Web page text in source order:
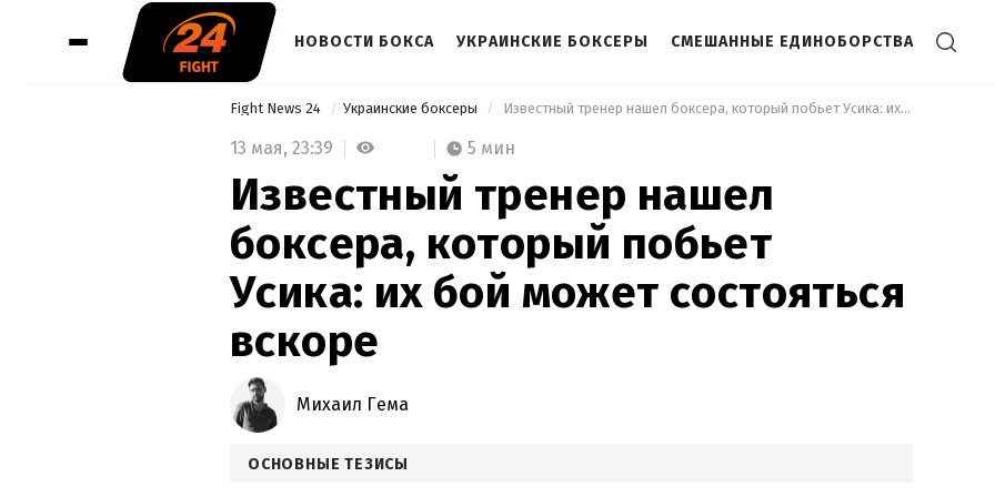
НОВОСТИ БОКСА УКРАИНСКИЕ БОКСЕРЫ СМЕШАННЫЕ ЕДИНОБОРСТВА
Fight News 24 Украинские боксеры Известный тренер нашел боксера, который побьет Усика: их бой может состояться вскоре
13 мая, 23:39 5 мин
Известный тренер нашел
боксера, который побьет
Усика: их бой может состояться
вскоре
Михаил Гема
ОСНОВНЫЕ ТЕЗИСЫ